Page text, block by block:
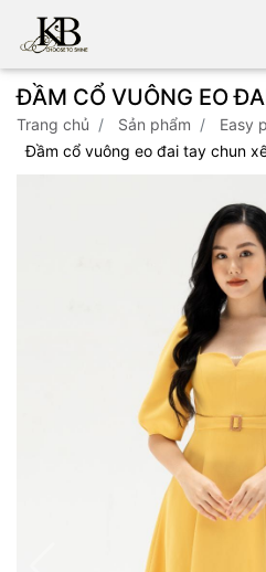
ĐẦM CỔ VUÔNG EO
trang chủ sản phẩm
easy
đầm cổ vuông eo đai tay chun